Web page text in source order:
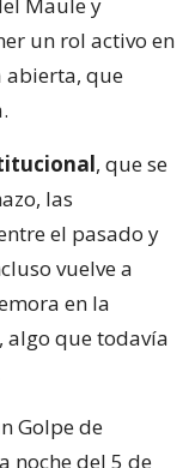
un rol activo en
abierta, que
, que se
las
el pasado y
vuelve a
en la
algo que todavía
Golpe de
noche del 5 de